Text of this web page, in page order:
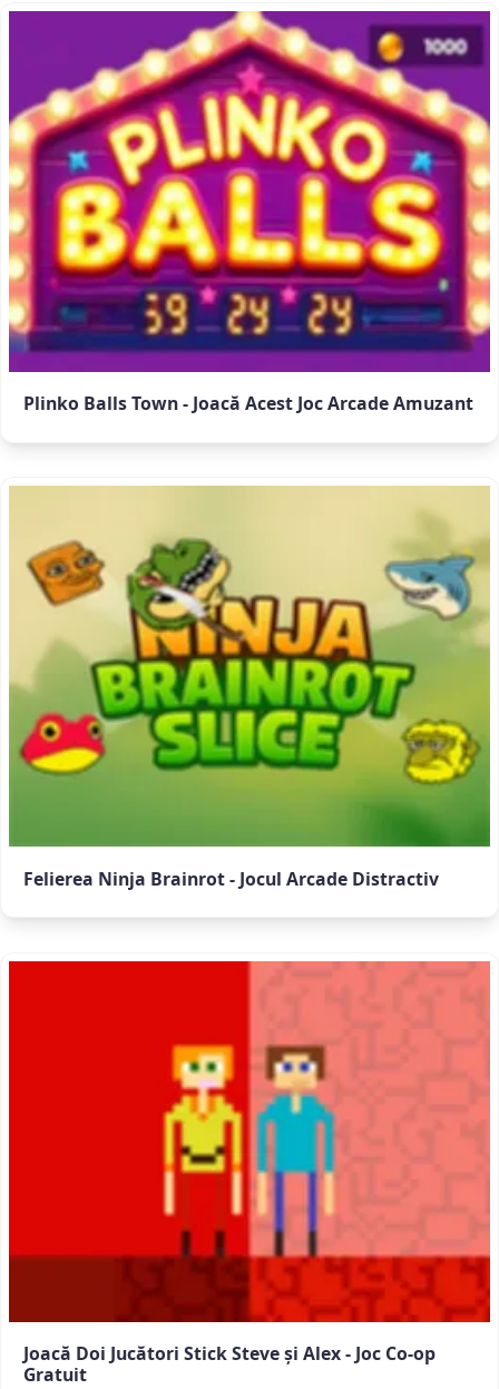
Plinko Balls Town - Joacă Acest Joc Arcade Amuzant
Felierea Ninja Brainrot - Jocul Arcade Distractiv
Joacă Doi Jucători Stick Steve și Alex - Joc Co-op
Gratuit